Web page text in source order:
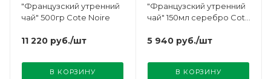
"Французский утренний
чай" 500гр Cote Noire
11 220 руб./шт
В КОРЗИНУ
"Французский утренний
чай" 150мл серебро Cote
5 940 руб./шт
В КОРЗИНУ